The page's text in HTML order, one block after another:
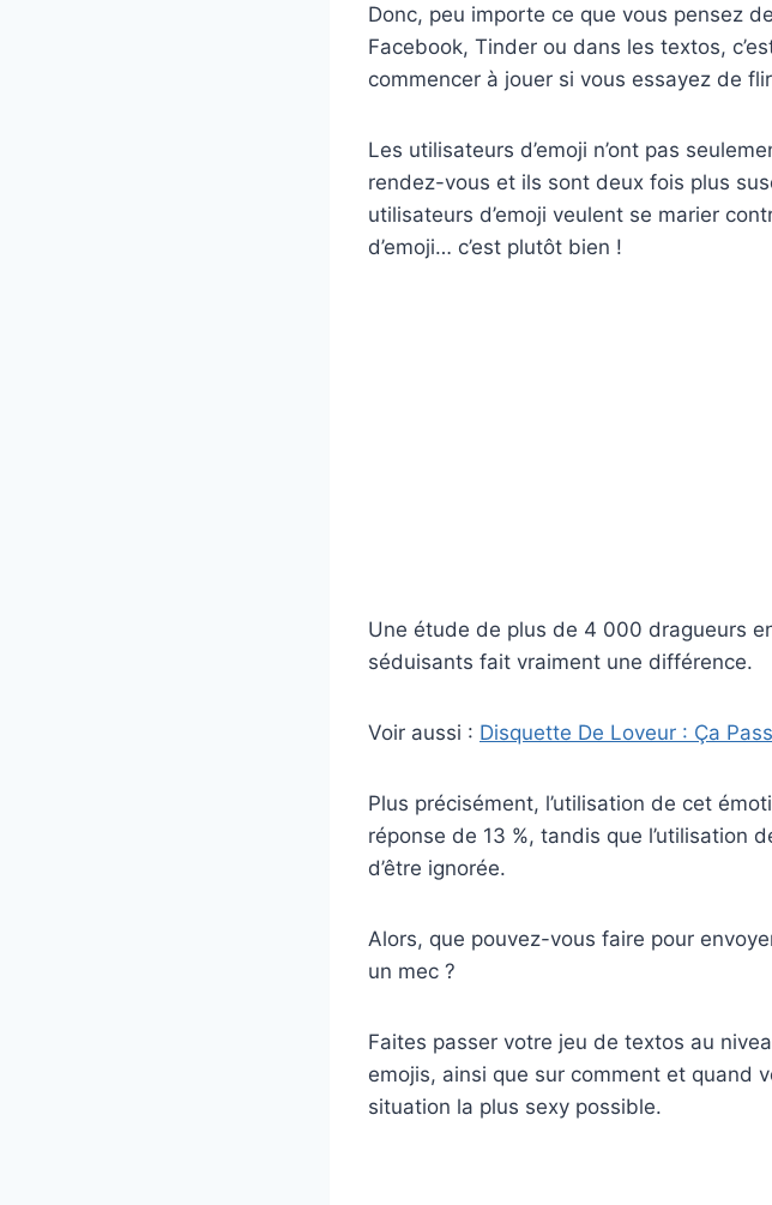
Donc, peu importe ce que vous pensez
Facebook, Tinder ou dans les textos,
commencer à jouer si vous essayez de
Les utilisateurs d’emoji n’ont pas
rendez-vous et ils sont deux fois plus
utilisateurs d’emoji veulent se marier
d’emoji… c’est plutôt bien !
Une étude de plus de 4 000 dragueurs
séduisants fait vraiment une différence.
Voir aussi : Disquette De Loveur : Ça
Plus précisément, l’utilisation de cet
réponse de 13 %, tandis que l’utilisation
d’être ignorée.
Alors, que pouvez-vous faire pour
un mec ?
Faites passer votre jeu de textos au
emojis, ainsi que sur comment et quand
situation la plus sexy possible.